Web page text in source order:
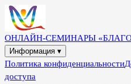
ОНЛАЙН-СЕМИНАРЫ
Информация ▾
Политика конфиденциальности
доступа